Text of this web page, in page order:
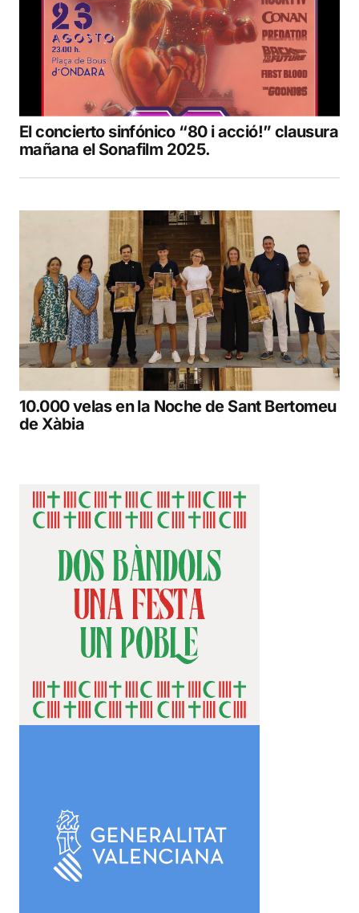
El concierto sinfónico “80 i acció!” clausura
mañana el Sonafilm 2025.
10.000 velas en la Noche de Sant Bertomeu
de Xàbia